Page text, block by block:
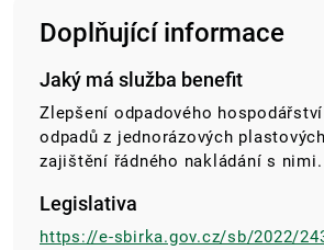
Doplňující informace
Jaký má služba benefit
Zlepšení odpadového
odpadů z jednorázových
zajištění řádného nakládání s nimi.
Legislativa
https://e-sbirka.gov.cz/sb/2022/